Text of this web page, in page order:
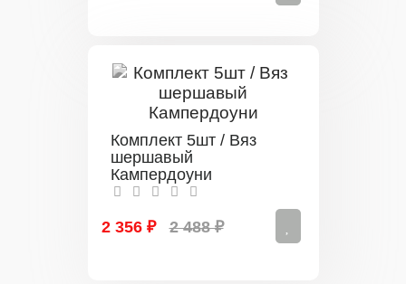
Комплект 5шт / Вяз
шершавый
Кампердоуни
2 356 ₽ 2 488 ₽